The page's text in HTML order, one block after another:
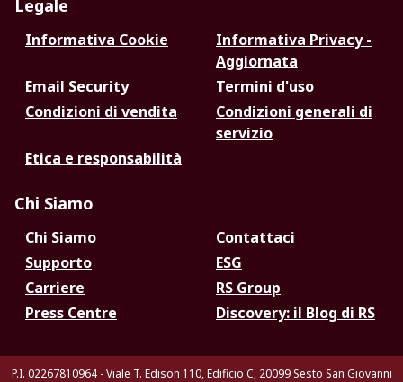
Legale
Informativa Cookie
Informativa Privacy -
Aggiornata
Email Security
Termini d'uso
Condizioni di vendita
Condizioni generali di
servizio
Etica e responsabilità
Chi Siamo
Chi Siamo
Contattaci
Supporto
ESG
Carriere
RS Group
Press Centre
Discovery: il Blog di RS
P.I. 02267810964 - Viale T. Edison 110, Edificio C, 20099 Sesto San Giovanni